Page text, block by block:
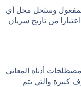
المفعول وستحل محل أي
من تاريخ سريان
أدناه المعاني
كبيرة والتي يتم